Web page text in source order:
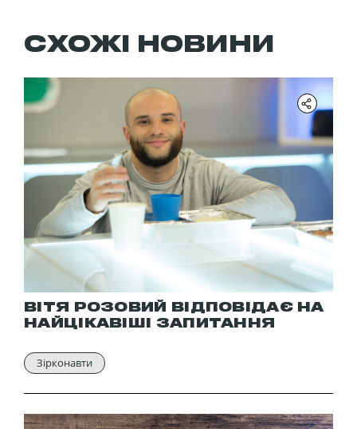
СХОЖІ НОВИНИ
ВІТЯ РОЗОВИЙ ВІДПОВІДАЄ НА
НАЙЦІКАВІШІ ЗАПИТАННЯ
Зірконавти